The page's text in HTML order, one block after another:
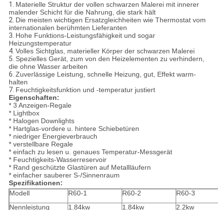
1. Materielle Struktur der vollen schwarzen Malerei mit innerer
malender Schicht für die Nahrung, die stark hält
2. Die meisten wichtigen Ersatzgleichheiten wie Thermostat vom
internationalen berühmten Lieferanten
3. Hohe Funktions-Leistungsfähigkeit und sogar
Heizungstemperatur
4. Volles Sichtglas, materieller Körper der schwarzen Malerei
5. Spezielles Gerät, zum von den Heizelementen zu verhindern,
die ohne Wasser arbeiten
6. Zuverlässige Leistung, schnelle Heizung, gut, Effekt warm-
halten
7. Feuchtigkeitsfunktion und -temperatur justiert
Eigenschaften:
* 3 Anzeigen-Regale
* Lightbox
* Halogen Downlights
* Hartglas-vordere u. hintere Schiebetüren
* niedriger Energieverbrauch
* verstellbare Regale
* einfach zu lesen u. genaues Temperatur-Messgerät
* Feuchtigkeits-Wasserreservoir
* Rand geschützte Glastüren auf Metallläufern
* einfacher sauberer S-/Sinnenraum
Spezifikationen:
Modell
R60-1 R60-2
R60-3
Nennleistung
1.84kw 1.84kw
2.2kw